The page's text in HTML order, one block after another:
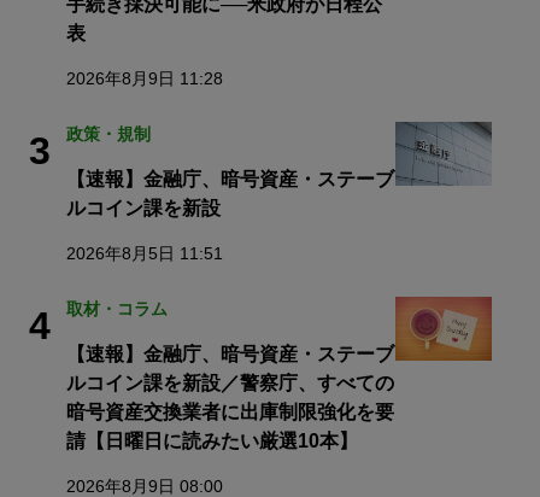
表
2026年8月9日 11:28
3 政策・規制
【速報】金融庁、暗号資産・ステーブ
ルコイン課を新設
2026年8月5日 11:51
4 取材・コラム
【速報】金融庁、暗号資産・ステーブ
ルコイン課を新設／警察庁、すべての
暗号資産交換業者に出庫制限強化を要
請【日曜日に読みたい厳選10本】
2026年8月9日 08:00